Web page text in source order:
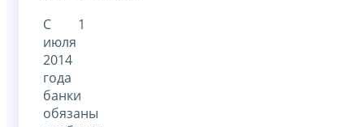
С 1
июля
2014
года
банки
обязаны